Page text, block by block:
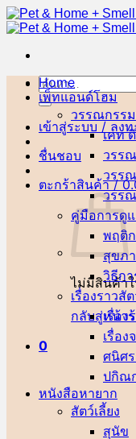
ข้าม
ไป
เนื้อหา
ค้นหา:
เข้าสู่ระบบ / ลงท
ชื่นชอบ
ตะกร้าสินค้า /
ไม่มีสินค้า
กลับสู่หน้า
0
Home
เพ็ทแอนด์โฮม
วรรณกรร
เคท
วรร
วรร
วรร
คู่มือการดูแ
พฤติก
สุขภา
วิธีกา
เรื่องราวสั
เรื่อง
เรื่อง
ศนิศ
ปกิณ
หนังสือหายาก
สัตว์เลี้ยง
สุนัข